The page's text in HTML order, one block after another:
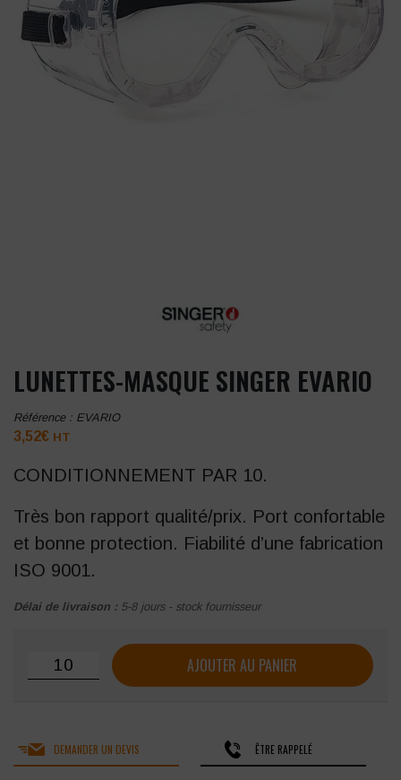
LUNETTES-MASQUE SINGER EVARIO
Référence : EVARIO
3,52€ HT
CONDITIONNEMENT PAR 10.
Très bon rapport qualité/prix. Port confortable
et bonne protection. Fiabilité d’une fabrication
ISO 9001.
Délai de livraison : 5-8 jours - stock fournisseur
quantité de Lunettes-masque Singer Evario
AJOUTER AU PANIER
DEMANDER UN DEVIS ÊTRE RAPPELÉ